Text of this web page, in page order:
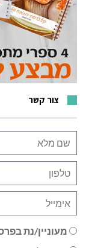
צור קשר
מעוניין/נת